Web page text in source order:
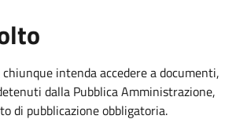
intenda accedere a documenti,
dalla Pubblica Amministrazione,
di pubblicazione obbligatoria.